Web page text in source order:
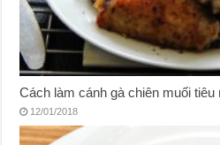
Cách làm cánh gà chiên muối tiêu
12/01/2018